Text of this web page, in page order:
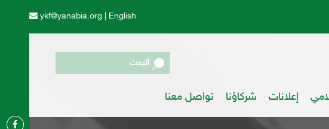
English
ykf@yanabia.org
البحث
إعلانات شركاؤنا تواصل معنا